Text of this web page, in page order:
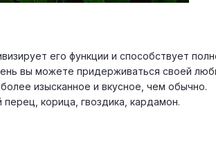
его функции и способствует
вы можете придерживаться своей
изысканное и вкусное, чем обычно.
корица, гвоздика, кардамон.